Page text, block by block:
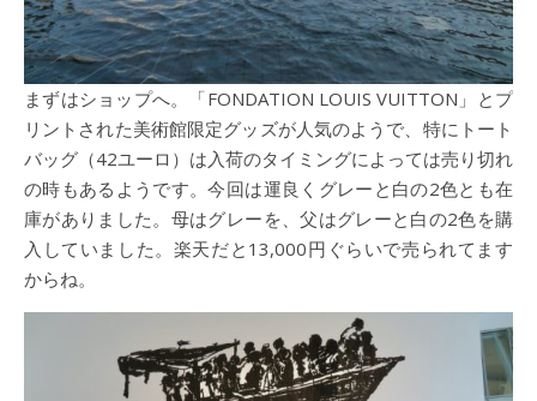
まずはショップへ。「FONDATION LOUIS VUITTON」とプ
リントされた美術館限定グッズが人気のようで、特にトート
バッグ（42ユーロ）は入荷のタイミングによっては売り切れ
の時もあるようです。今回は運良くグレーと白の2色とも在
庫がありました。母はグレーを、父はグレーと白の2色を購
入していました。楽天だと13,000円ぐらいで売られてます
からね。